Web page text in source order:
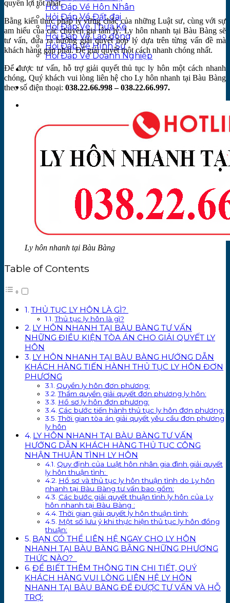
Hỏi Đáp Về Hôn Nhân
Hỏi Đáp Về Đất đai
Hỏi Đáp Về Thừa Kế
Hỏi Đáp Về Lao động
Hỏi Đáp Về Hình Sự
Hỏi Đáp Về Doanh Nghiệp
Hướng Dẫn Nghiệp Vụ
Tin Tức
quyền lợi tốt nhất.
Bằng kiến thức pháp lý vững chắc của những Luật sư, cùng với sự
am hiểu của các chuyên gia tâm lý. Ly hôn nhanh tại Bàu Bàng sẽ
tư vấn, đưa ra hướng giải quyết hợp lý dựa trên từng vấn đề mà
khách hàng gặp phải. Để giải quyết một cách nhanh chóng nhất.
Để được tư vấn, hỗ trợ giải quyết thủ tục ly hôn một cách nhanh
chóng, Quý khách vui lòng liên hệ cho Ly hôn nhanh tại Bàu Bàng
theo số điện thoại: 038.22.66.998 – 038.22.66.997.
Ly hôn nhanh tại Bàu Bàng
Table of Contents
THỦ TỤC LY HÔN LÀ GÌ?
Thủ tục ly hôn là gì?
LY HÔN NHANH TẠI BÀU BÀNG TƯ VẤN
NHỮNG ĐIỀU KIỆN TÒA ÁN CHO GIẢI QUYẾT LY
HÔN
LY HÔN NHANH TẠI BÀU BÀNG HƯỚNG DẪN
KHÁCH HÀNG TIẾN HÀNH THỦ TỤC LY HÔN ĐƠN
PHƯƠNG
Quyền ly hôn đơn phương:
Thẩm quyền giải quyết đơn phương ly hôn:
Hồ sơ ly hôn đơn phương:
Các bước tiến hành thủ tục ly hôn đơn phương:
Thời gian tòa án giải quyết yêu cầu đơn phương
ly hôn
LY HÔN NHANH TẠI BÀU BÀNG TƯ VẤN
HƯỚNG DẪN KHÁCH HÀNG THỦ TỤC CÔNG
NHẬN THUẬN TÌNH LY HÔN
Quy định của Luật hôn nhân gia đình giải quyết
ly hôn thuận tình:
Hồ sơ và thủ tục ly hôn thuận tình do Ly hôn
nhanh tại Bàu Bàng tư vấn bao gồm:
Các bước giải quyết thuận tình ly hôn của Ly
hôn nhanh tại Bàu Bàng :
Thời gian giải quyết ly hôn thuận tình:
Một số lưu ý khi thực hiện thủ tục ly hôn đồng
thuận:
BẠN CÓ THỂ LIÊN HỆ NGAY CHO LY HÔN
NHANH TẠI BÀU BÀNG BẰNG NHỮNG PHƯƠNG
THỨC NÀO?
ĐỂ BIẾT THÊM THÔNG TIN CHI TIẾT, QUÝ
KHÁCH HÀNG VUI LÒNG LIÊN HỆ LY HÔN
NHANH TẠI BÀU BÀNG ĐỂ ĐƯỢC TƯ VẤN VÀ HỖ
TRỢ: